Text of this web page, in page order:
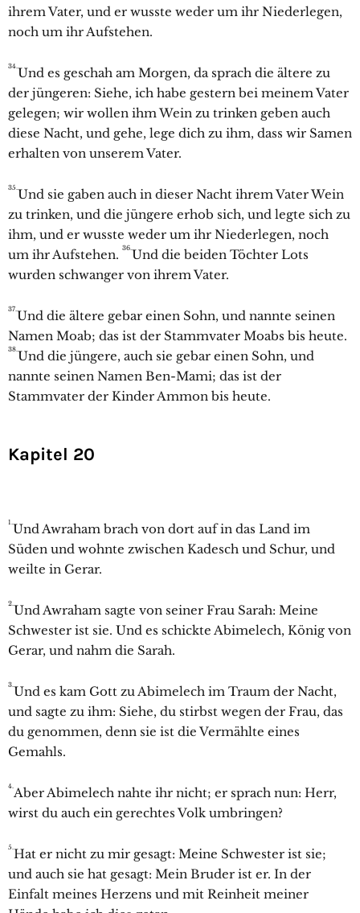
ihrem Vater, und er wusste weder um ihr Niederlegen,
noch um ihr Aufstehen.
34.Und es geschah am Morgen, da sprach die ältere zu
der jüngeren: Siehe, ich habe gestern bei meinem Vater
gelegen; wir wollen ihm Wein zu trinken geben auch
diese Nacht, und gehe, lege dich zu ihm, dass wir Samen
erhalten von unserem Vater.
35.Und sie gaben auch in dieser Nacht ihrem Vater Wein
zu trinken, und die jüngere erhob sich, und legte sich zu
ihm, und er wusste weder um ihr Niederlegen, noch
um ihr Aufstehen. 36.Und die beiden Töchter Lots
wurden schwanger von ihrem Vater.
37.Und die ältere gebar einen Sohn, und nannte seinen
Namen Moab; das ist der Stammvater Moabs bis heute.
38.Und die jüngere, auch sie gebar einen Sohn, und
nannte seinen Namen Ben-Mami; das ist der
Stammvater der Kinder Ammon bis heute.
Kapitel 20
1.Und Awraham brach von dort auf in das Land im
Süden und wohnte zwischen Kadesch und Schur, und
weilte in Gerar.
2.Und Awraham sagte von seiner Frau Sarah: Meine
Schwester ist sie. Und es schickte Abimelech, König von
Gerar, und nahm die Sarah.
3.Und es kam Gott zu Abimelech im Traum der Nacht,
und sagte zu ihm: Siehe, du stirbst wegen der Frau, das
du genommen, denn sie ist die Vermählte eines
Gemahls.
4.Aber Abimelech nahte ihr nicht; er sprach nun: Herr,
wirst du auch ein gerechtes Volk umbringen?
5.Hat er nicht zu mir gesagt: Meine Schwester ist sie;
und auch sie hat gesagt: Mein Bruder ist er. In der
Einfalt meines Herzens und mit Reinheit meiner